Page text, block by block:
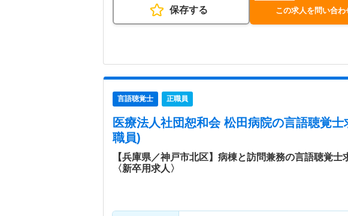
保存する この求人を問い合わ
言語聴覚士 正職員
医療法人社団恕和会 松田病院の言語聴覚士
職員)
【兵庫県／神戸市北区】病棟と訪問兼務の言語聴覚士
〈新卒用求人〉